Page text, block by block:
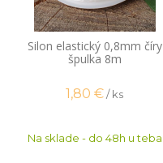
Silon elastický 0,8mm číry
špulka 8m
1,80 €/ ks
Na sklade - do 48h u teba